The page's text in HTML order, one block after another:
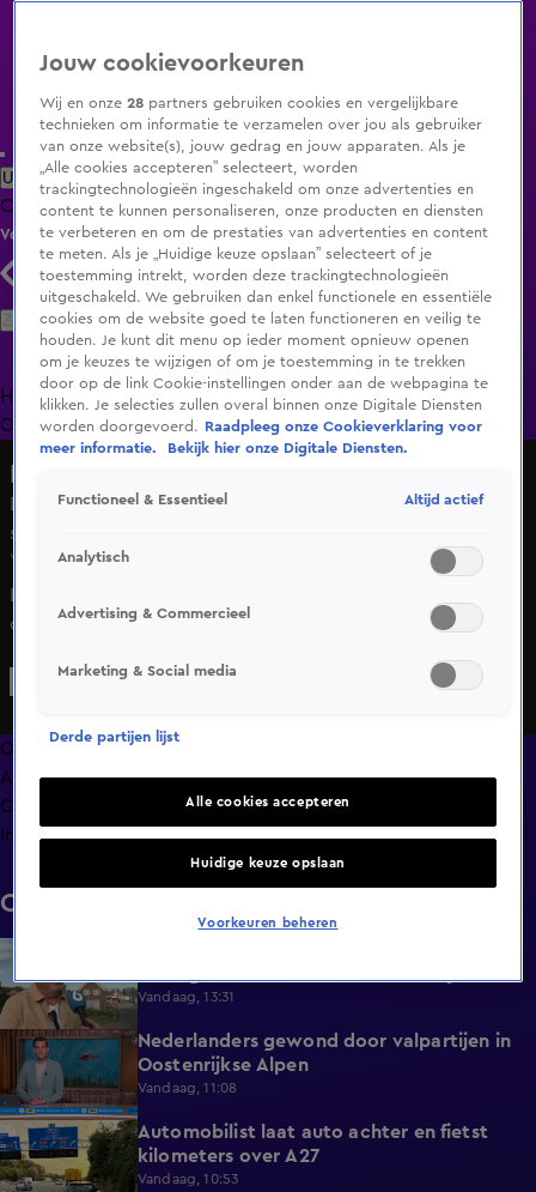
Uitzending Gemist Populaire programma's Zenders Genres
ClipsFilmsRadioSmart TV inlogShop
Volg KIJK
Zoeken
HomeUitzending Gemist Programma's De Bondgenoten
OranjezomerLivestreamsShop
Donaties stromen binnen voor gezinnen na
schoolkampdrama Zeeland
Vr 12 juni, 17:40
Een inzamelingsactie voor de getroffen gezinnen van het
drama in Zeeland heeft inmiddels ruim 82.000 euro
is opgezet om de nabestaanden financieel te steunen.
Overzicht
Afleveringen
Clips
Info
Clips
2:14
Vandaag, 13:31
0:34
Nederlanders gewond door valpartijen in
Oostenrijkse Alpen
Vandaag, 11:08
0:39
Automobilist laat auto achter en fietst
kilometers over A27
Vandaag, 10:53
Jouw cookievoorkeuren
Wij en onze28 partners gebruiken cookies en vergelijkbare
technieken om informatie te verzamelen over jou als gebruiker
van onze website(s), jouw gedrag en jouw apparaten. Als je
„Alle cookies accepteren” selecteert, worden
trackingtechnologieën ingeschakeld om onze advertenties en
content te kunnen personaliseren, onze producten en diensten
te verbeteren en om de prestaties van advertenties en content
te meten. Als je „Huidige keuze opslaan” selecteert of je
toestemming intrekt, worden deze trackingtechnologieën
uitgeschakeld. We gebruiken dan enkel functionele en essentiële
cookies om de website goed te laten functioneren en veilig te
houden. Je kunt dit menu op ieder moment opnieuw openen
om je keuzes te wijzigen of om je toestemming in te trekken
door op de link Cookie-instellingen onder aan de webpagina te
klikken. Je selecties zullen overal binnen onze Digitale Diensten
worden doorgevoerd.
Raadpleeg onze Cookieverklaring voor
meer informatie.
Bekijk hier onze Digitale Diensten.
Functioneel & Essentieel Altijd actief
Analytisch
Advertising & Commercieel
Marketing & Social media
Derde partijen lijst
Alle cookies accepteren
Huidige keuze opslaan
Voorkeuren beheren